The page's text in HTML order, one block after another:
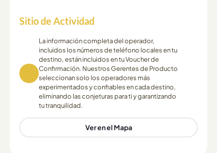
Sitio de Actividad
La información completa del operador,
incluidos los números de teléfono locales en tu
destino, están incluidos en tu Voucher de
Confirmación. Nuestros Gerentes de Producto
seleccionan solo los operadores más
experimentados y confiables en cada destino,
eliminando las conjeturas para ti y garantizando
tu tranquilidad.
Ver en el Mapa